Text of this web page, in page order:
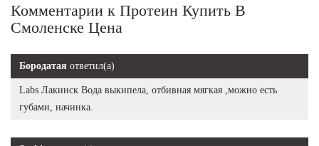
Комментарии к Протеин Купить В
Смоленске Цена
Бородатая ответил(а)
Labs Лакинск Вода выкипела, отбивная мягкая ,можно есть
губами, начинка.